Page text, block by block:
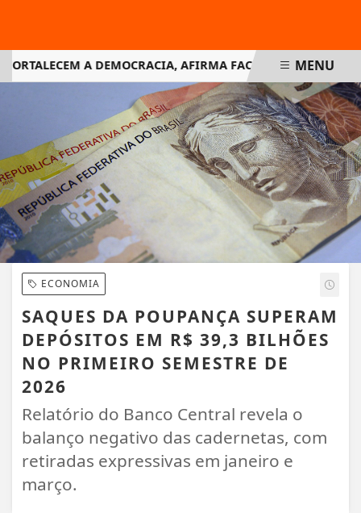
A DEMOCRACIA, AFIRMA FACHIN NA RETOMADA
MENU
ECONOMIA
SAQUES DA POUPANÇA SUPERAM
DEPÓSITOS EM R$ 39,3 BILHÕES
NO PRIMEIRO SEMESTRE DE
2026
Relatório do Banco Central revela o
balanço negativo das cadernetas, com
retiradas expressivas em janeiro e
março.